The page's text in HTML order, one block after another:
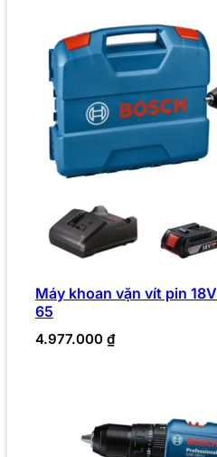
Máy khoan vặn vít pin
65
4.977.000 ₫